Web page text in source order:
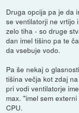
Druga opcija pa je da
se ventilatorji ne vrtijo
zelo tiha - so druge
dan imel tišino pa te
da vsebuje vodo.
Pa še nekaj o
tišina večja kot zdaj
pri vodi ventilatorje
max. "imel sem
CPU.